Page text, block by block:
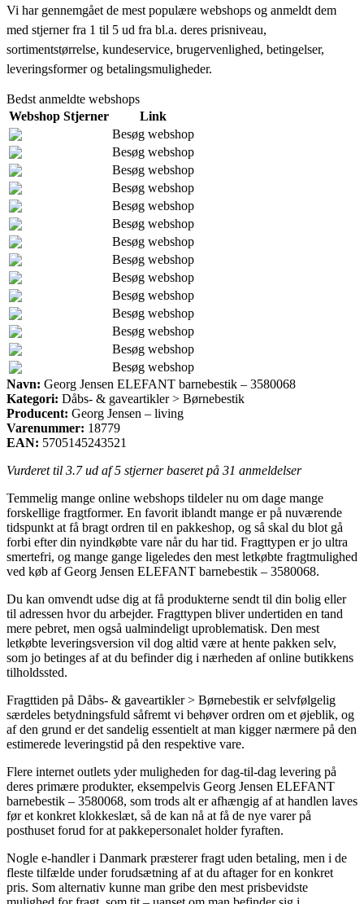
Vi har gennemgået de mest populære webshops og anmeldt dem
med stjerner fra 1 til 5 ud fra bl.a. deres prisniveau,
sortimentstørrelse, kundeservice, brugervenlighed, betingelser,
leveringsformer og betalingsmuligheder.
Bedst anmeldte webshops
Webshop Stjerner
Link
Besøg webshop
Besøg webshop
Besøg webshop
Besøg webshop
Besøg webshop
Besøg webshop
Besøg webshop
Besøg webshop
Besøg webshop
Besøg webshop
Besøg webshop
Besøg webshop
Besøg webshop
Besøg webshop
Navn: Georg Jensen ELEFANT barnebestik – 3580068
Kategori: Dåbs- & gaveartikler > Børnebestik
Producent: Georg Jensen – living
Varenummer: 18779
EAN: 5705145243521
Vurderet til 3.7ud af 5 stjerner baseret på 31 anmeldelser
Temmelig mange online webshops tildeler nu om dage mange
forskellige fragtformer. En favorit iblandt mange er på nuværende
tidspunkt at få bragt ordren til en pakkeshop, og så skal du blot gå
forbi efter din nyindkøbte vare når du har tid. Fragttypen er jo ultra
smertefri, og mange gange ligeledes den mest letkøbte fragtmulighed
ved køb af Georg Jensen ELEFANT barnebestik – 3580068.
Du kan omvendt udse dig at få produkterne sendt til din bolig eller
til adressen hvor du arbejder. Fragttypen bliver undertiden en tand
mere pebret, men også ualmindeligt uproblematisk. Den mest
letkøbte leveringsversion vil dog altid være at hente pakken selv,
som jo betinges af at du befinder dig i nærheden af online butikkens
tilholdssted.
Fragttiden på Dåbs- & gaveartikler > Børnebestik er selvfølgelig
særdeles betydningsfuld såfremt vi behøver ordren om et øjeblik, og
af den grund er det sandelig essentielt at man kigger nærmere på den
estimerede leveringstid på den respektive vare.
Flere internet outlets yder muligheden for dag-til-dag levering på
deres primære produkter, eksempelvis Georg Jensen ELEFANT
barnebestik – 3580068, som trods alt er afhængig af at handlen laves
før et konkret klokkeslæt, så de kan nå at få de nye varer på
posthuset forud for at pakkepersonalet holder fyraften.
Nogle e-handler i Danmark præsterer fragt uden betaling, men i de
fleste tilfælde under forudsætning af at du aftager for en konkret
pris. Som alternativ kunne man gribe den mest prisbevidste